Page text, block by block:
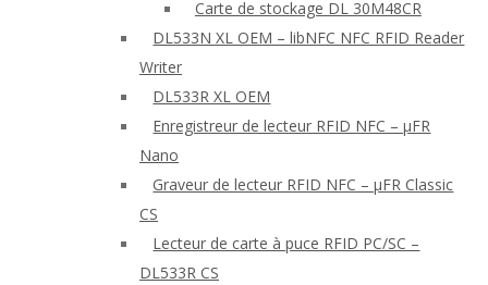
Carte de stockage DL 30M48CR
DL533N XL OEM – libNFC NFC RFID Reader
Writer
DL533R XL OEM
Enregistreur de lecteur RFID NFC – μFR
Nano
Graveur de lecteur RFID NFC – μFR Classic
CS
Lecteur de carte à puce RFID PC/SC –
DL533R CS